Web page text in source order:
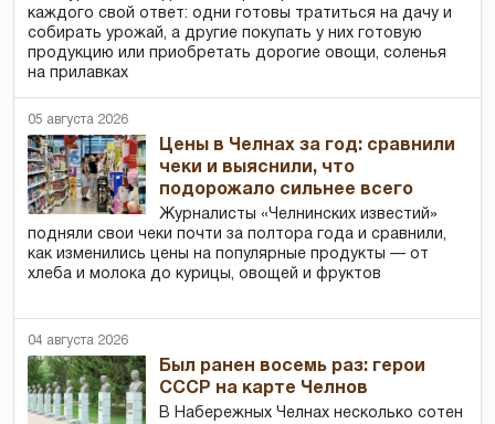
каждого свой ответ: одни готовы тратиться на дачу и
собирать урожай, а другие покупать у них готовую
продукцию или приобретать дорогие овощи, соленья
на прилавках
05 августа 2026
Цены в Челнах за год: сравнили
чеки и выяснили, что
подорожало сильнее всего
Журналисты «Челнинских известий»
подняли свои чеки почти за полтора года и сравнили,
как изменились цены на популярные продукты — от
хлеба и молока до курицы, овощей и фруктов
04 августа 2026
Был ранен восемь раз: герои
СССР на карте Челнов
В Набережных Челнах несколько сотен